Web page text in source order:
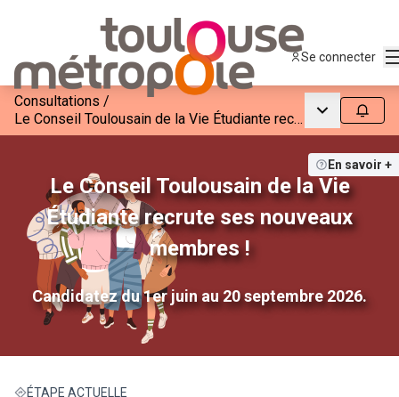
Se connecter
Consultations /
Le Conseil Toulousain de la Vie Étudiante recrute ses nouveaux membres !
Menu Suivre
En savoir +
Le Conseil Toulousain de la Vie
Étudiante recrute ses nouveaux
membres !
Candidatez du 1er juin au 20 septembre 2026.
ÉTAPE ACTUELLE